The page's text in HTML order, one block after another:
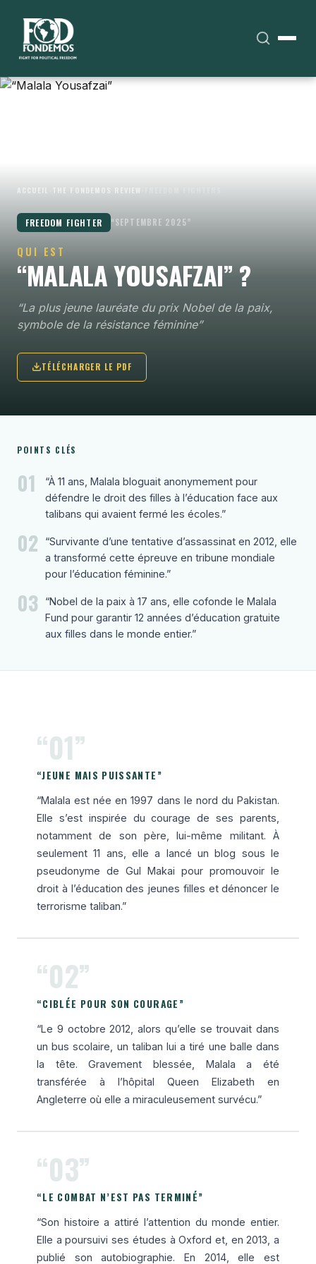
ACCUEIL THE FONDEMOS REVIEW
FREEDOM FIGHTER “SEPTEMBRE 2025”
QUI EST
“MALALA YOUSAFZAI” ?
“La plus jeune lauréate du prix Nobel de la paix,
symbole de la résistance féminine”
TÉLÉCHARGER LE PDF
POINTS CLÉS
01
“À 11 ans, Malala bloguait anonymement pour
défendre le droit des filles à l’éducation face aux
talibans qui avaient fermé les écoles.”
02
“Survivante d’une tentative d’assassinat en 2012, elle
a transformé cette épreuve en tribune mondiale
pour l’éducation féminine.”
03
“Nobel de la paix à 17 ans, elle cofonde le Malala
Fund pour garantir 12 années d’éducation gratuite
aux filles dans le monde entier.”
“01”
“JEUNE MAIS PUISSANTE”
“Malala est née en 1997 dans le nord du Pakistan.
Elle s’est inspirée du courage de ses parents,
notamment de son père, lui-même militant. À
seulement 11 ans, elle a lancé un blog sous le
pseudonyme de Gul Makai pour promouvoir le
droit à l’éducation des jeunes filles et dénoncer le
terrorisme taliban.”
“02”
“CIBLÉE POUR SON COURAGE”
“Le 9 octobre 2012, alors qu’elle se trouvait dans
un bus scolaire, un taliban lui a tiré une balle dans
la tête. Gravement blessée, Malala a été
transférée à l’hôpital Queen Elizabeth en
Angleterre où elle a miraculeusement survécu.”
“03”
“LE COMBAT N’EST PAS TERMINÉ”
“Son histoire a attiré l’attention du monde entier.
Elle a poursuivi ses études à Oxford et, en 2013, a
publié son autobiographie. En 2014, elle est